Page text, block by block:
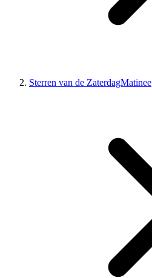
Sterren van de ZaterdagMatinee